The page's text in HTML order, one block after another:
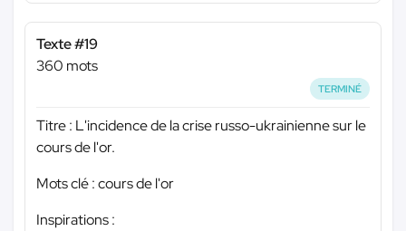
Texte #19
360 mots
TERMINÉ
Titre : L'incidence de la crise russo-ukrainienne sur le
cours de l'or.
Mots clé : cours de l'or
Inspirations :